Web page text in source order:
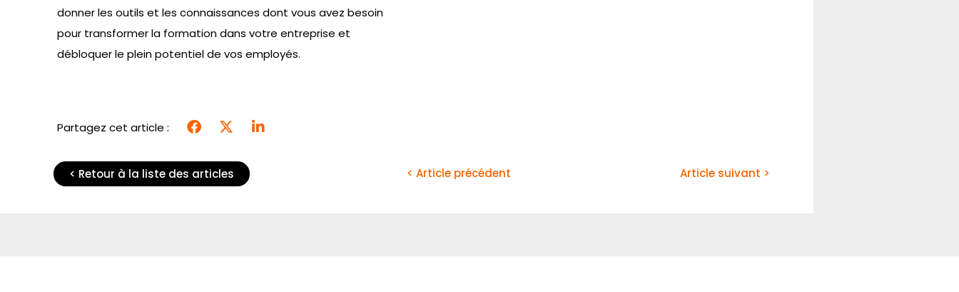
donner les outils et les connaissances dont vous avez besoin
pour transformer la formation dans votre entreprise et
débloquer le plein potentiel de vos employés.
Partagez cet article :
< Retour à la liste des articles < Article précédent Article suivant >